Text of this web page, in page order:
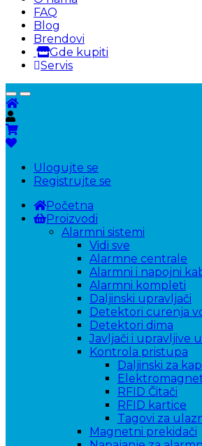
FAQ
Blog
Brendovi
Gde kupiti
Servis
Ulogujte se
Registrujte se
Početna
Proizvodi
Alarmni sistemi
Vidi sve
Alarmne centrale
Alarmni i napojni
Alarmni kompleti
Daljinski upravljači
Detektori curenja
Detektori dima
Javljači i upravljive
Kontrola pristupa
Daljinski za
RFID Čitači
RFID kartice
Tagovi za
Magnetni prekidači